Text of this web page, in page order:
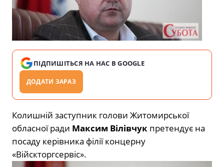
ПІДПИШІТЬСЯ НА НАС В GOOGLE
ДОДАТИ ЗАРАЗ
Колишній заступник голови Житомирської
обласної ради Максим Вілівчук претендує на
посаду керівника філії концерну
«Війскторгсервіс».